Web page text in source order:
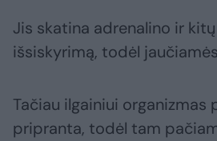
Jis skatina adrenalino ir
išsiskyrimą, todėl
Tačiau ilgainiui organizmas
pripranta, todėl tam